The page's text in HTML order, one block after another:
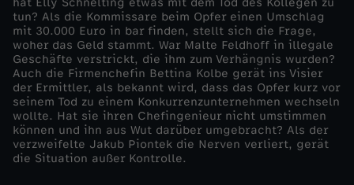
r
l
i
c
h
hat Elly Schnelting etwas mit dem Tod des Kollegen zu
tun? Als die Kommissare beim Opfer einen Umschlag
mit 30.000 Euro in bar finden, stellt sich die Frage,
woher das Geld stammt. War Malte Feldhoff in illegale
Geschäfte verstrickt, die ihm zum Verhängnis wurden?
Auch die Firmenchefin Bettina Kolbe gerät ins Visier
der Ermittler, als bekannt wird, dass das Opfer kurz vor
seinem Tod zu einem Konkurrenzunternehmen wechseln
wollte. Hat sie ihren Chefingenieur nicht umstimmen
können und ihn aus Wut darüber umgebracht? Als der
verzweifelte Jakub Piontek die Nerven verliert, gerät
die Situation außer Kontrolle.